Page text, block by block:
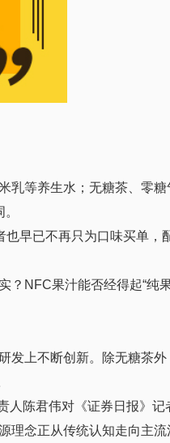
乳等养生水；无糖茶、零
也早已不再只为口味买单，
NFC果汁能否经得起“纯
发上不断创新。除无糖茶
人陈君伟对《证券日报》记
理念正从传统认知走向主